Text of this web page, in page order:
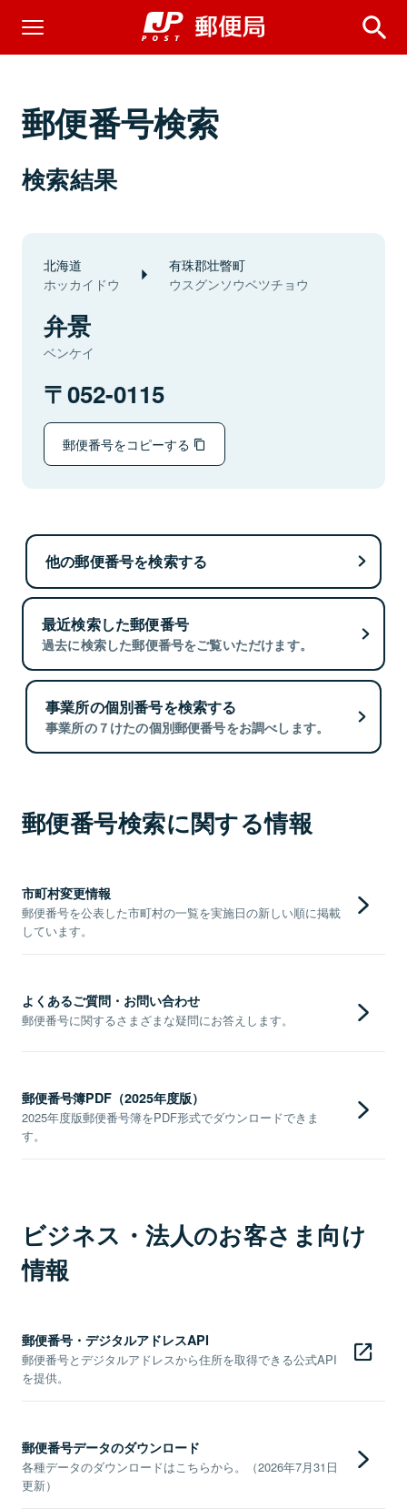
郵便番号検索
検索結果
北海道
ホッカイドウ
有珠郡壮瞥町
ウスグンソウベツチョウ
弁景
ベンケイ
052-0115
郵便番号をコピーする
他の郵便番号を検索する
最近検索した郵便番号
過去に検索した郵便番号をご覧いただけます。
事業所の個別番号を検索する
事業所の７けたの個別郵便番号をお調べします。
郵便番号検索に関する情報
市町村変更情報
郵便番号を公表した市町村の一覧を実施日の新しい順に掲載
しています。
よくあるご質問・お問い合わせ
郵便番号に関するさまざまな疑問にお答えします。
郵便番号簿PDF（2025年度版）
2025年度版郵便番号簿をPDF形式でダウンロードできま
す。
ビジネス・法人のお客さま向け
情報
郵便番号・デジタルアドレスAPI
郵便番号とデジタルアドレスから住所を取得できる公式API
を提供。
郵便番号データのダウンロード
各種データのダウンロードはこちらから。（2026年7月31日
更新）